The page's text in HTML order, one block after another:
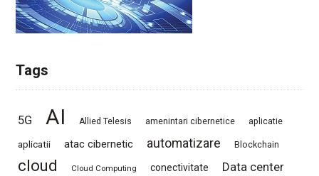
Tags
5G AI Allied Telesis amenintari cibernetice aplicatie
aplicatii atac cibernetic automatizare Blockchain
cloud Cloud Computing conectivitate Data center